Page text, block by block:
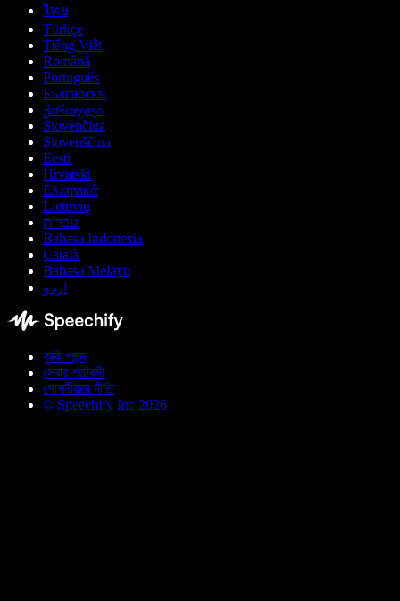
ไทย
Türkçe
Tiếng Việt
Română
Português
Български
ქართული
Slovenčina
Slovenščina
Eesti
Hrvatski
Ελληνικά
Lietuvių
עברית
Bahasa Indonesia
Català
Bahasa Melayu
اردو
কুকি পছন্দ
সেবার শর্তাবলী
গোপনীয়তা নীতি
© Speechify Inc 2026